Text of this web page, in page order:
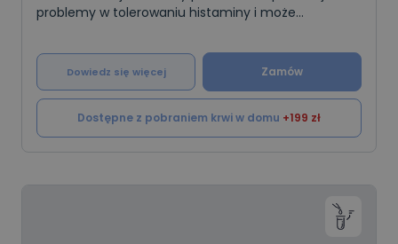
problemy w tolerowaniu histaminy i może
migren, zwi
Dowiedz się więcej Zamów
Dostępne z pobraniem krwi w domu +199 zł